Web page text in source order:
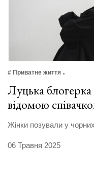
# Приватне життя
Луцька
відомою
Жінки позували у
06 Травня 2025